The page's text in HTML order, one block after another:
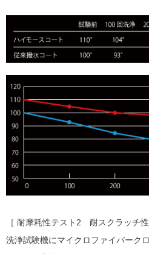
［ 耐摩耗性テスト2 耐スクラッチ性
洗浄試験機にマイクロファイバーク